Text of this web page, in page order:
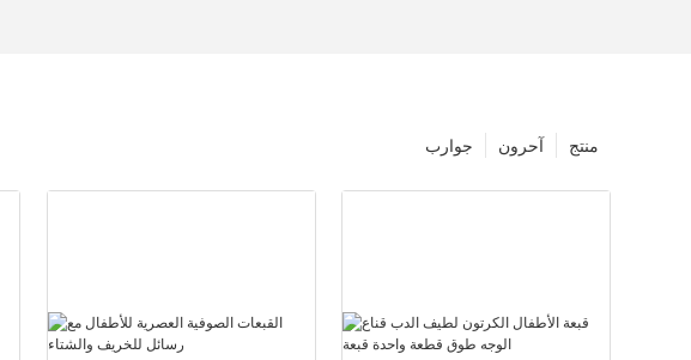
منتج آحرون جوارب